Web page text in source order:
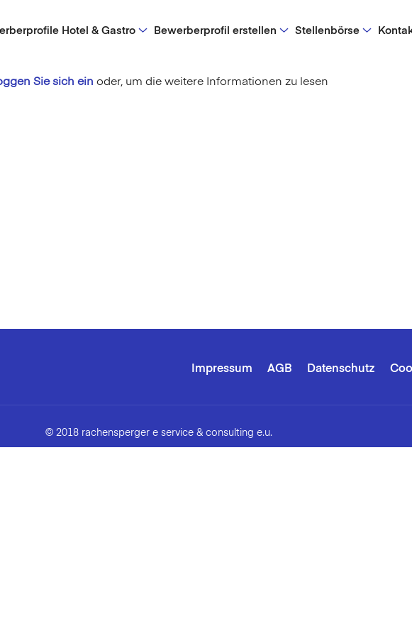
Hotel & Gastro Bewerberprofil erstellen Stellenbörse
Sie sich ein oder, um die weitere Informationen zu lesen
Impressum AGB Datenschutz
© 2018 rachensperger e service & consulting e.u.